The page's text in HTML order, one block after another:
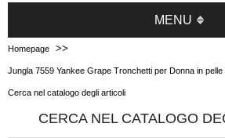
MENU
Homepage >>
Jungla 7559 Yankee Grape Tronchetti per Donna in
Cerca nel catalogo degli articoli
CERCA NEL CATALOGO